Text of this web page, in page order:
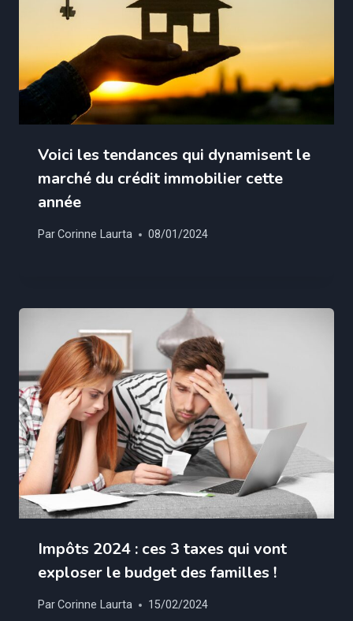
Voici les tendances qui dynamisent le
marché du crédit immobilier cette
année
ParCorinne Laurta 08/01/2024
Impôts 2024 : ces 3 taxes qui vont
exploser le budget des familles !
ParCorinne Laurta 15/02/2024